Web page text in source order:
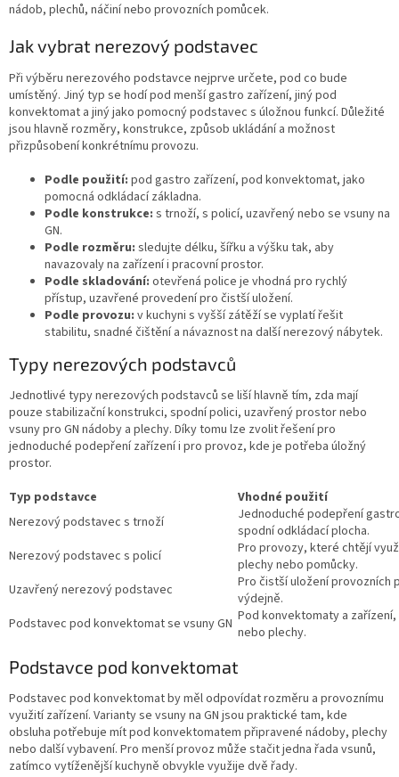
nádob, plechů, náčiní nebo provozních pomůcek.
Jak vybrat nerezový podstavec
Při výběru nerezového podstavce nejprve určete, pod co bude
umístěný. Jiný typ se hodí pod menší gastro zařízení, jiný pod
konvektomat a jiný jako pomocný podstavec s úložnou funkcí. Důležité
jsou hlavně rozměry, konstrukce, způsob ukládání a možnost
přizpůsobení konkrétnímu provozu.
Podle použití: pod gastro zařízení, pod konvektomat, jako
pomocná odkládací základna.
Podle konstrukce: s trnoží, s policí, uzavřený nebo se vsuny na
GN.
Podle rozměru: sledujte délku, šířku a výšku tak, aby
navazovaly na zařízení i pracovní prostor.
Podle skladování: otevřená police je vhodná pro rychlý
přístup, uzavřené provedení pro čistší uložení.
Podle provozu: v kuchyni s vyšší zátěží se vyplatí řešit
stabilitu, snadné čištění a návaznost na další nerezový nábytek.
Typy nerezových podstavců
Jednotlivé typy nerezových podstavců se liší hlavně tím, zda mají
pouze stabilizační konstrukci, spodní polici, uzavřený prostor nebo
vsuny pro GN nádoby a plechy. Díky tomu lze zvolit řešení pro
jednoduché podepření zařízení i pro provoz, kde je potřeba úložný
prostor.
Typ podstavce
Vhodné použití
Nerezový podstavec s trnoží
Jednoduché podepření
spodní odkládací plocha.
Nerezový podstavec s policí
Pro provozy, které chtějí
plechy nebo pomůcky.
Uzavřený nerezový podstavec
Pro čistší uložení provozních
výdejně.
Podstavec pod konvektomat se vsuny GN Pod konvektomaty a
nebo plechy.
Podstavce pod konvektomat
Podstavec pod konvektomat by měl odpovídat rozměru a provoznímu
využití zařízení. Varianty se vsuny na GN jsou praktické tam, kde
obsluha potřebuje mít pod konvektomatem připravené nádoby, plechy
nebo další vybavení. Pro menší provoz může stačit jedna řada vsunů,
zatímco vytíženější kuchyně obvykle využije dvě řady.